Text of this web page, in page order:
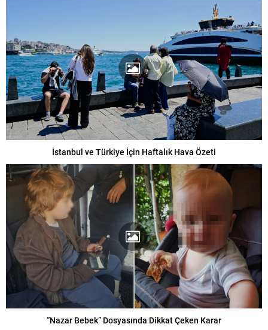
İstanbul ve Türkiye İçin Haftalık Hava Özeti
“Nazar Bebek” Dosyasında Dikkat Çeken Karar